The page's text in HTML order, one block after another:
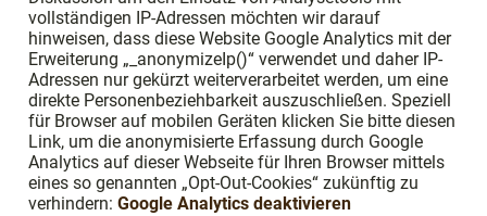
vollständigen IP-Adressen möchten wir darauf
hinweisen, dass diese Website Google Analytics mit der
Erweiterung „_anonymizeIp()“ verwendet und daher IP-
Adressen nur gekürzt weiterverarbeitet werden, um eine
direkte Personenbeziehbarkeit auszuschließen. Speziell
für Browser auf mobilen Geräten klicken Sie bitte diesen
Link, um die anonymisierte Erfassung durch Google
Analytics auf dieser Webseite für Ihren Browser mittels
eines so genannten „Opt-Out-Cookies“ zukünftig zu
verhindern: Google Analytics deaktivieren